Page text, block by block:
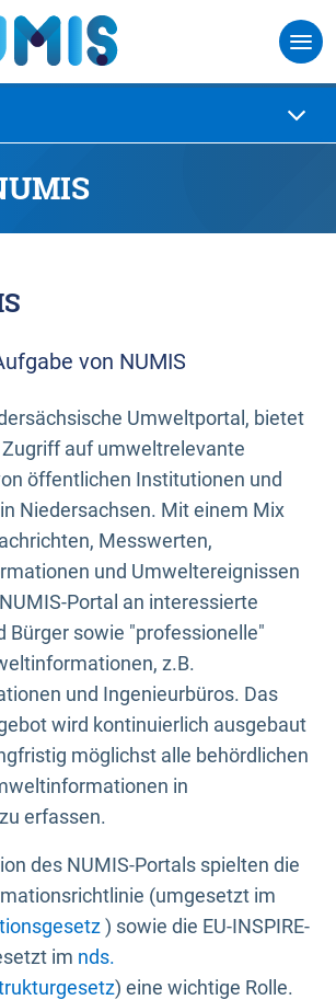
von NUMIS
Umweltportal, bietet
auf umweltrelevante
öffentlichen Institutionen und
Niedersachsen. Mit einem Mix
Messwerten,
und Umweltereignissen
Portal an interessierte
Bürger sowie "professionelle"
z.B.
und Ingenieurbüros. Das
wird kontinuierlich ausgebaut
möglichst alle behördlichen
in
erfassen.
des NUMIS-Portals spielten die
(umgesetzt im
) sowie die EU-INSPIRE-
im nds.
) eine wichtige Rolle.